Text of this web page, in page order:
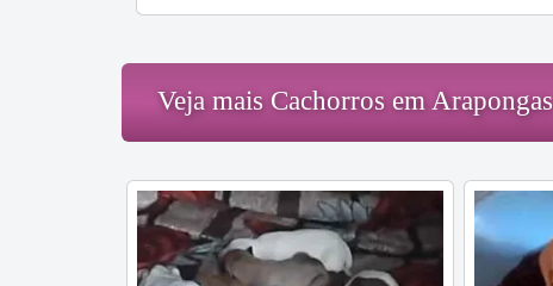
Veja mais Cachorros em Arapongas